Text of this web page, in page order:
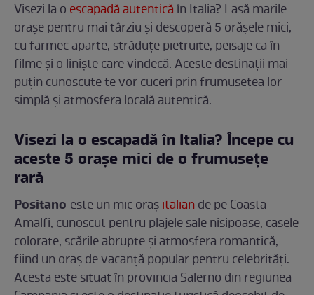
Visezi la o escapadă autenticăîn Italia? Lasă marile
orașe pentru mai târziu și descoperă 5 orășele mici,
cu farmec aparte, străduțe pietruite, peisaje ca în
filme și o liniște care vindecă. Aceste destinații mai
puțin cunoscute te vor cuceri prin frumusețea lor
simplă și atmosfera locală autentică.
Visezi la o escapadă în Italia? Începe cu
aceste 5 orașe mici de o frumusețe
rară
Positano este un mic orașitaliande pe Coasta
Amalfi, cunoscut pentru plajele sale nisipoase, casele
colorate, scările abrupte și atmosfera romantică,
fiind un oraș de vacanță popular pentru celebrități.
Acesta este situat în provincia Salerno din regiunea